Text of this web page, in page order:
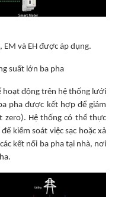
EM và EH được áp dụng.
suất lớn ba pha
hoạt động trên hệ thống lưới
pha được kết hợp để giám
zero). Hệ thống có thể thực
kiểm soát việc sạc hoặc xả
kết nối ba pha tại nhà, nơi